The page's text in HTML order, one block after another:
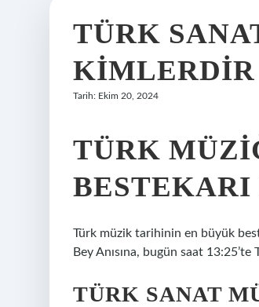
TÜRK
KIMLERDIR
Tarih: Ekim 20, 2024
TÜRK
Türk müzik tarihinin en büyük
Bey Anısına, bugün saat 13:25’te
TÜRK SANAT